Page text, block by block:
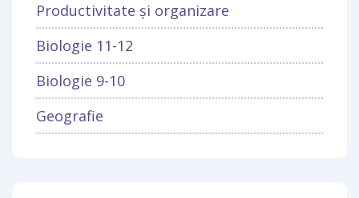
Productivitate și organizare
Biologie 11-12
Biologie 9-10
Geografie